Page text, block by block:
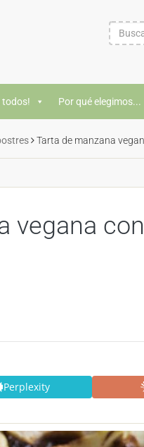
todos! Por qué elegimos...
Tarta de manzana
vegana con
Perplexity